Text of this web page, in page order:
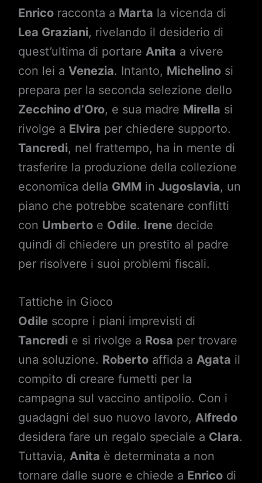
Enricoracconta a Marta la vicenda di
Lea Graziani, rivelando il desiderio di
quest’ultima di portare Anita a vivere
con lei a Venezia. Intanto, Michelinosi
prepara per la seconda selezione dello
Zecchino d’Oro, e sua madre Mirella si
rivolge a Elvira per chiedere supporto.
Tancredi, nel frattempo, ha in mente di
trasferire la produzione della collezione
economica della GMM in Jugoslavia, un
piano che potrebbe scatenare conflitti
con Umbertoe Odile. Irene decide
quindi di chiedere un prestito al padre
per risolvere i suoi problemi fiscali.
Tattiche in Gioco
Odile scopre i piani imprevisti di
Tancredie si rivolge a Rosa per trovare
una soluzione. Robertoaffida a Agata il
compito di creare fumetti per la
campagna sul vaccino antipolio. Con i
guadagni del suo nuovo lavoro, Alfredo
desidera fare un regalo speciale a Clara.
Tuttavia, Anita è determinata a non
tornare dalle suore e chiede a Enricodi